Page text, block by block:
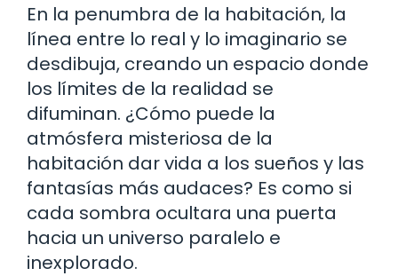
En la penumbra de la habitación, la
línea entre lo real y lo imaginario se
desdibuja, creando un espacio donde
los límites de la realidad se
difuminan. ¿Cómo puede la
atmósfera misteriosa de la
habitación dar vida a los sueños y las
fantasías más audaces? Es como si
cada sombra ocultara una puerta
hacia un universo paralelo e
inexplorado.